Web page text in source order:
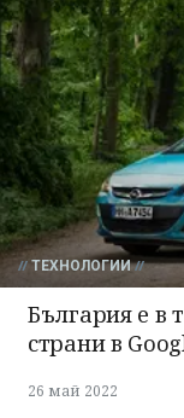
ТЕХНОЛОГИИ
България е в
страни в
26 май 2022